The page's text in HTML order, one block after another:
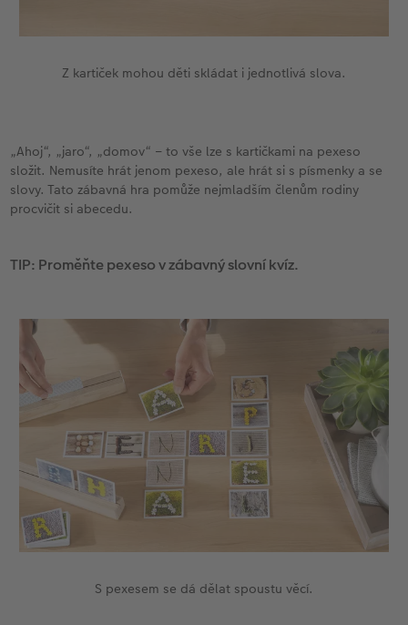
Z kartiček mohou děti skládat i jednotlivá slova.
„Ahoj“, „jaro“, „domov“ – to vše lze s kartičkami na pexeso
složit. Nemusíte hrát jenom pexeso, ale hrát si s písmenky a se
slovy. Tato zábavná hra pomůže nejmladším členům rodiny
procvičit si abecedu.
TIP: Proměňte pexeso v zábavný slovní kvíz.
S pexesem se dá dělat spoustu věcí.